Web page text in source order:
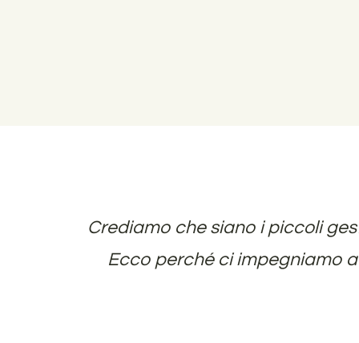
Crediamo che siano ipiccoli
Ecco perché ci impegniamo